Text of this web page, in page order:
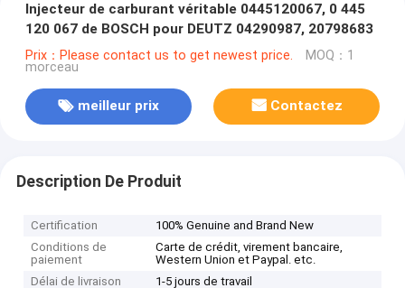
Injecteur de carburant véritable 0445120067, 0 445
120 067 de BOSCH pour DEUTZ 04290987, 20798683
Prix：Please contact us to get newest price. MOQ：1
morceau
meilleur prix Contactez
Description De Produit
Certification
100% Genuine and Brand New
Conditions de
paiement
Carte de crédit, virement bancaire,
Western Union et Paypal. etc.
Délai de livraison
1-5 jours de travail